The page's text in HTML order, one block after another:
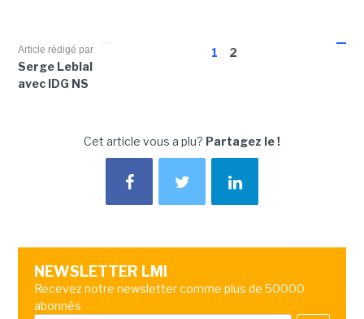
1 2
Article rédigé par
Serge Leblal
avec IDG NS
Cet article vous a plu? Partagez le !
NEWSLETTER LMI
Recevez notre newsletter comme plus de 50000
abonnés